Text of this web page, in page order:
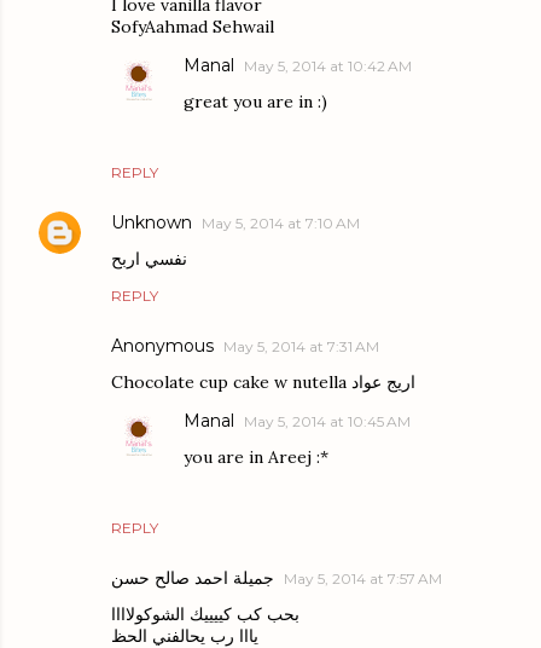
I love vanilla flavor
SofyAahmad Sehwail
REPLY
Manal May 5, 2014 at 10:42 AM
great you are in :)
Unknown May 5, 2014 at 7:10 AM
نفسي اربح
REPLY
Anonymous May 5, 2014 at 7:31 AM
Chocolate cup cake w nutella اريج عواد
REPLY
Manal May 5, 2014 at 10:45 AM
you are in Areej :*
جميلة احمد صالح حسن May 5, 2014 at 7:57 AM
بحب كب كييييك الشوكولاااا
يااا رب يحالفني الحظ